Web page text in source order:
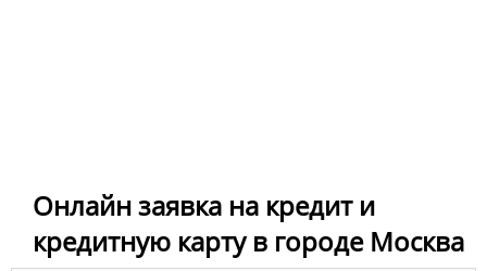
Онлайн заявка на кредит и
кредитную карту в городе Москва